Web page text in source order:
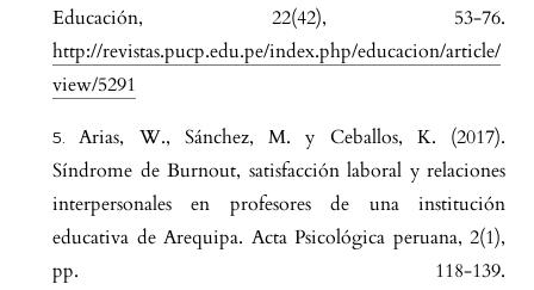
Educación, 22(42), 53-76.
http://revistas.pucp.edu.pe/index.php/educacion/article/
view/5291
Arias, W., Sánchez, M. y Ceballos, K. (2017).
Síndrome de Burnout, satisfacción laboral y relaciones
interpersonales en profesores de una institución
educativa de Arequipa. Acta Psicológica peruana, 2(1),
pp. 118-139.